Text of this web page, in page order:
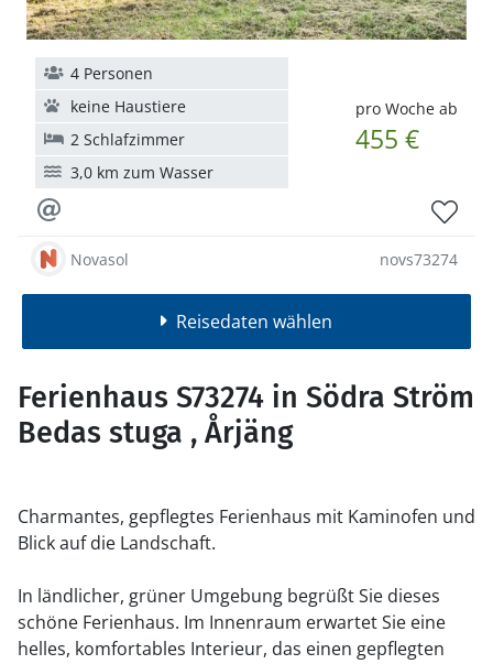
pro Woche ab
455 €
4 Personen
keine Haustiere
2 Schlafzimmer
3,0 km zum Wasser
Novasol novs73274
Reisedaten wählen
Ferienhaus S73274 in Södra Ström
Bedas stuga , Årjäng
Charmantes, gepflegtes Ferienhaus mit Kaminofen und
Blick auf die Landschaft.
In ländlicher, grüner Umgebung begrüßt Sie dieses
schöne Ferienhaus. Im Innenraum erwartet Sie eine
helles, komfortables Interieur, das einen gepflegten